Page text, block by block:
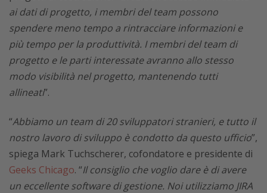
ai dati di progetto, i membri del team possono
spendere meno tempo a rintracciare informazioni e
più tempo per la produttività. I membri del team di
progetto e le parti interessate avranno allo stesso
modo visibilità nel progetto, mantenendo tutti
allineati”.
“Abbiamo un team di 20 sviluppatori stranieri, e tutto il
nostro lavoro di sviluppo è condotto da questo ufficio”,
spiega Mark Tuchscherer, cofondatore e presidente di
Geeks Chicago. “Il consiglio che voglio dare è di avere
un eccellente software di gestione. Noi utilizziamo JIRA